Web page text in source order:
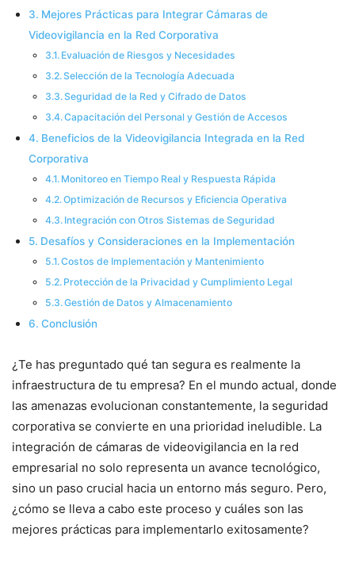
Mejores Prácticas para Integrar Cámaras de
Videovigilancia en la Red Corporativa
Evaluación de Riesgos y Necesidades
Selección de la Tecnología Adecuada
Seguridad de la Red y Cifrado de Datos
Capacitación del Personal y Gestión de Accesos
Beneficios de la Videovigilancia Integrada en la Red
Corporativa
Monitoreo en Tiempo Real y Respuesta Rápida
Optimización de Recursos y Eficiencia Operativa
Integración con Otros Sistemas de Seguridad
Desafíos y Consideraciones en la Implementación
Costos de Implementación y Mantenimiento
Protección de la Privacidad y Cumplimiento Legal
Gestión de Datos y Almacenamiento
Conclusión
¿Te has preguntado qué tan segura es realmente la
infraestructura de tu empresa? En el mundo actual, donde
las amenazas evolucionan constantemente, la seguridad
corporativa se convierte en una prioridad ineludible. La
integración de cámaras de videovigilancia en la red
empresarial no solo representa un avance tecnológico,
sino un paso crucial hacia un entorno más seguro. Pero,
¿cómo se lleva a cabo este proceso y cuáles son las
mejores prácticas para implementarlo exitosamente?